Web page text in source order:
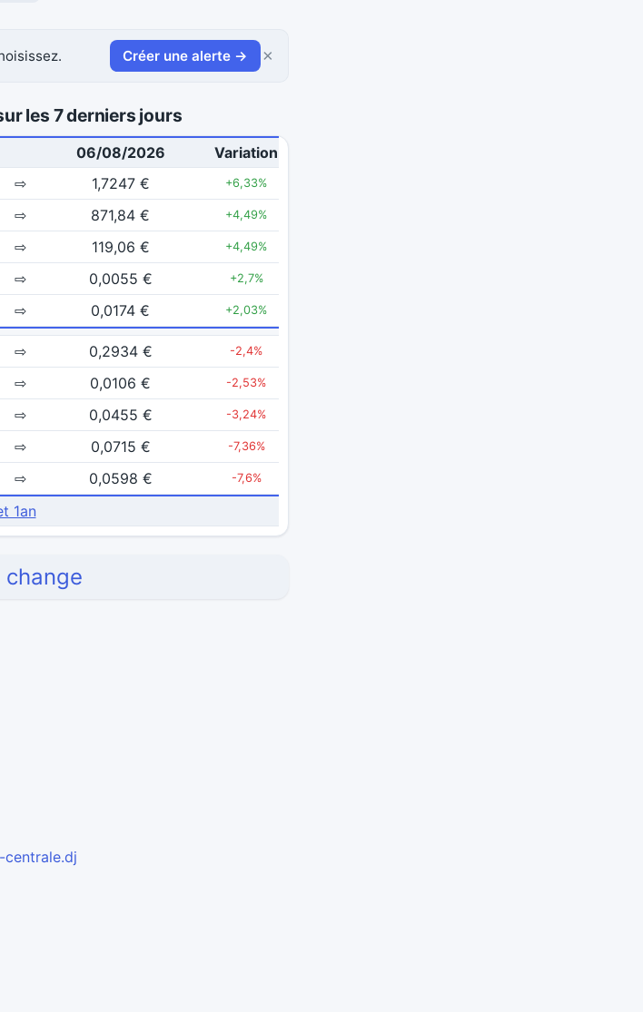
Créer une alerte → ×
les 7 derniers jours
06/08/2026
Variation
⇨ 1,7247 € +6,33%
⇨ 871,84 € +4,49%
⇨ 119,06 € +4,49%
⇨ 0,0055 € +2,7%
⇨ 0,0174 € +2,03%
⇨ 0,2934 € -2,4%
⇨ 0,0106 € -2,53%
⇨ 0,0455 € -3,24%
⇨ 0,0715 € -7,36%
⇨ 0,0598 € -7,6%
1an
centrale.dj